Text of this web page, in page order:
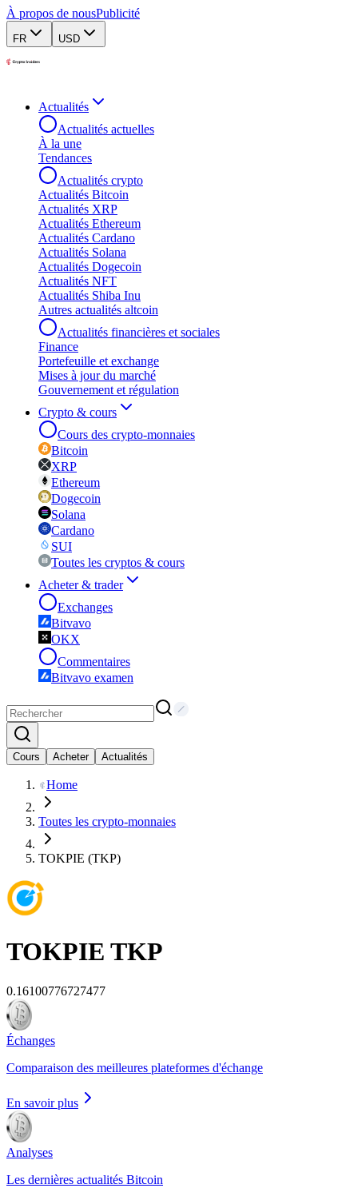
À propos de nousPublicité
FR USD
Actualités
Actualités actuelles
À la une
Tendances
Actualités crypto
Actualités Bitcoin
Actualités XRP
Actualités Ethereum
Actualités Cardano
Actualités Solana
Actualités Dogecoin
Actualités NFT
Actualités Shiba Inu
Autres actualités altcoin
Actualités financières et sociales
Finance
Portefeuille et exchange
Mises à jour du marché
Gouvernement et régulation
Crypto & cours
Cours des crypto-monnaies
Bitcoin
XRP
Ethereum
Dogecoin
Solana
Cardano
SUI
Toutes les cryptos & cours
Acheter & trader
Exchanges
Bitvavo
OKX
Commentaires
Bitvavo examen
Cours Acheter Actualités
Home
Toutes les crypto-monnaies
TOKPIE (TKP)
TOKPIE TKP
0.16100776727477
Échanges
Comparaison des meilleures plateformes d'échange
En savoir plus
Analyses
Les dernières actualités Bitcoin